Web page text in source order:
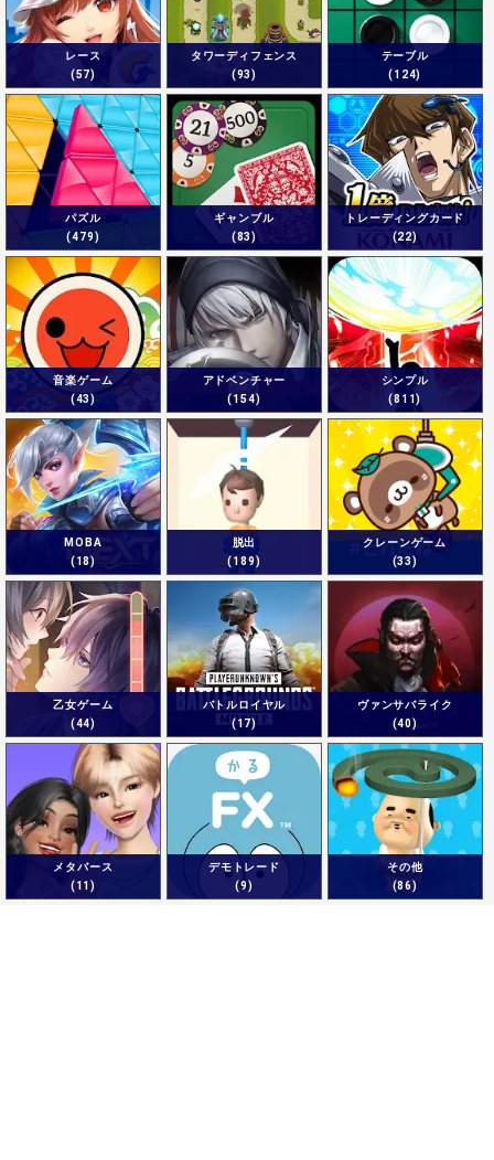
レース
(57)
タワーディフェンス
(93)
テーブル
(124)
パズル
(479)
ギャンブル
(83)
トレーディングカード
(22)
音楽ゲーム
(43)
アドベンチャー
(154)
シンプル
(811)
MOBA
(18)
脱出
(189)
クレーンゲーム
(33)
乙女ゲーム
(44)
バトルロイヤル
(17)
ヴァンサバライク
(40)
メタバース
(11)
デモトレード
(9)
その他
(86)